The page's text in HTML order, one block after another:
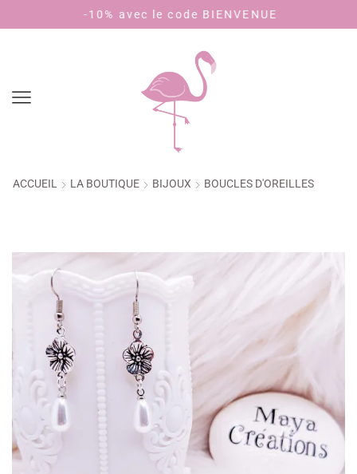
10% avec le code BIENVENUE
ACCUEIL LA BOUTIQUE BIJOUX BOUCLES D'OREILLES